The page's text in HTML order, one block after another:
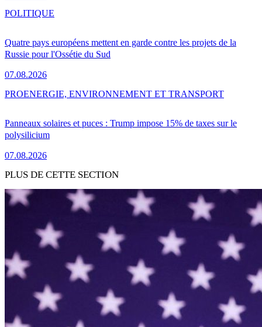
Quatre pays européens mettent en garde contre les projets de la
Russie pour l'Ossétie du Sud
07.08.2026
POLITIQUE
Panneaux solaires et puces : Trump impose 15% de taxes sur le
polysilicium
07.08.2026
PROENERGIE, ENVIRONNEMENT ET TRANSPORT
PLUS DE CETTE SECTION